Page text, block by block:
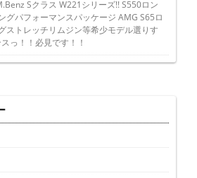
Sクラス W221シリーズ!! S550ロン
グパフォーマンスパッケージ AMG S65ロ
ストレッチリムジン等希少モデル選りす
っ！！必見です！！